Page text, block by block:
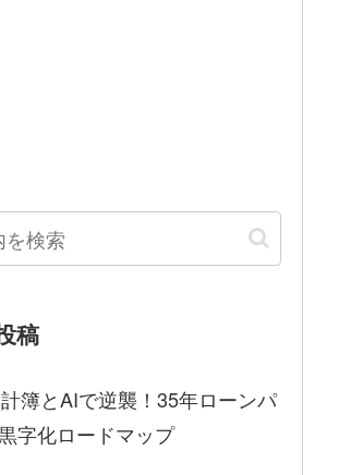
稿
簿とAIで逆襲！35年ローンパ
字化ロードマップ